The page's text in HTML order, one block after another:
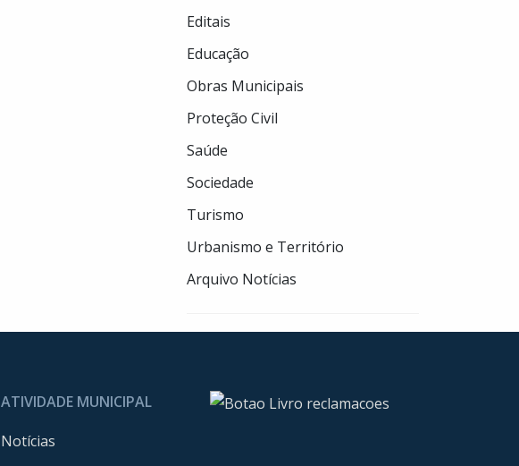
Editais
Educação
Obras Municipais
Proteção Civil
Saúde
Sociedade
Turismo
Urbanismo e Território
Arquivo Notícias
ATIVIDADE MUNICIPAL
Notícias